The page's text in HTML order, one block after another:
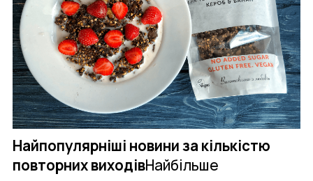
Найпопулярніші новини за кількістю
повторних виходівНайбільше